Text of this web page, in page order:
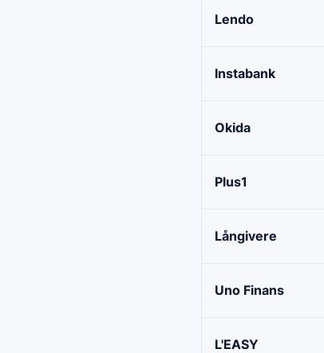
Lendo
Instabank
Okida
Plus1
Långivere
Uno Finans
L'EASY